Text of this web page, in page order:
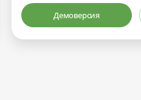
Демоверсия